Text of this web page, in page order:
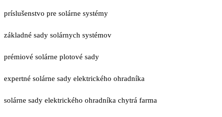
príslušenstvo pre solárne systémy
základné sady solárnych systémov
prémiové solárne plotové sady
expertné solárne sady elektrického ohradníka
solárne sady elektrického ohradníka chytrá farma